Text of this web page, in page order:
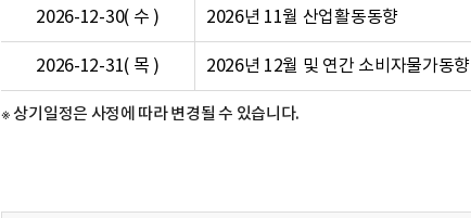
2026-12-30( 수 ) 2026년 11월 산업활동동향
2026-12-31( 목 ) 2026년 12월 및 연간 소비자물가동향
※ 상기일정은 사정에 따라 변경될 수 있습니다.